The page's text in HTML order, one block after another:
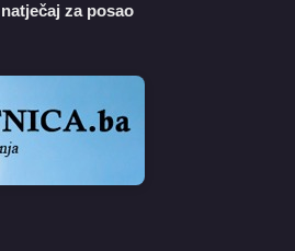
natječaj za posao